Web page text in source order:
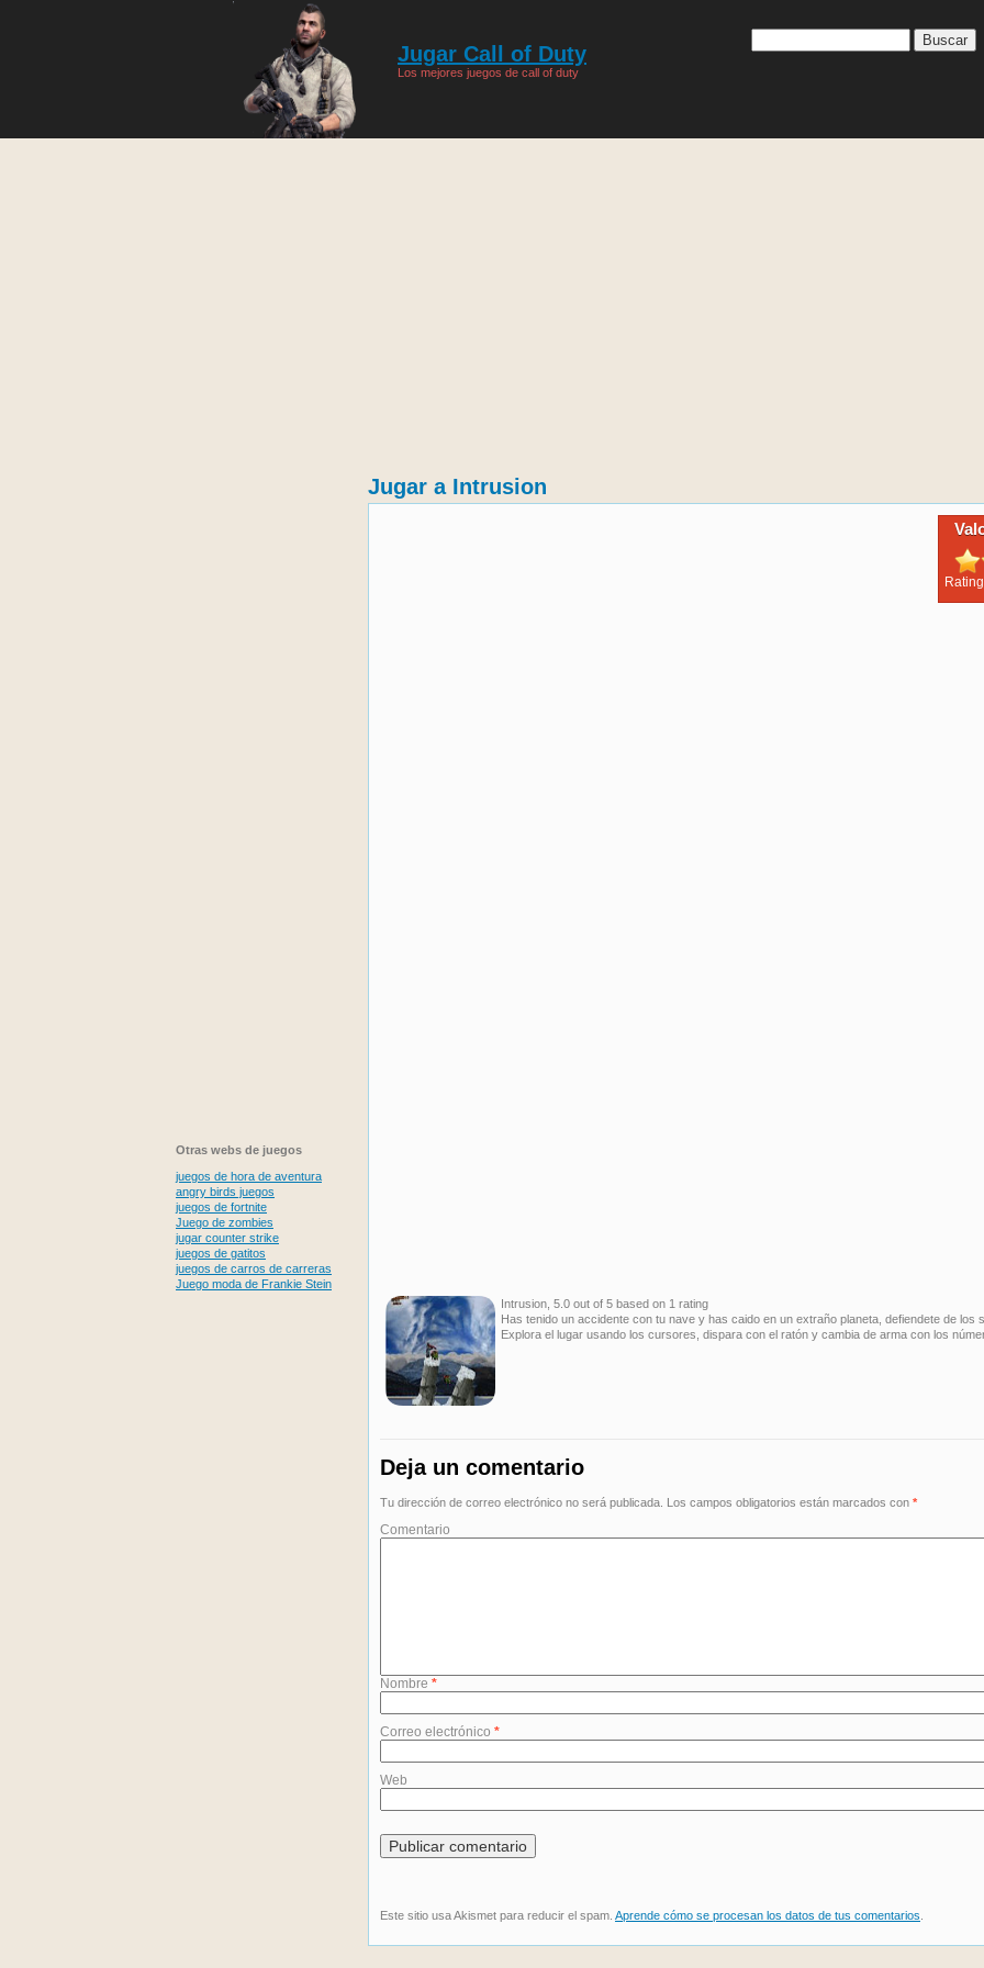
Jugar Call of Duty
Los mejores juegos de call of duty
Otras webs de juegos
juegos de hora de aventura
angry birds juegos
juegos de fortnite
Juego de zombies
jugar counter strike
juegos de gatitos
juegos de carros de carreras
Juego moda de Frankie Stein
Jugar a Intrusion
Intrusion 5.0 out of 5 based on 1 rating
Has tenido un accidente con tu nave y has caido en un extraño planeta, defiendete de los
Explora el lugar usando los cursores, dispara con el ratón y cambia de arma con los
Deja un comentario
Tu dirección de correo electrónico no será publicada. Los campos obligatorios están marcados con *
Comentario
Nombre *
Correo electrónico *
Web
Este sitio usa Akismet para reducir el spam. Aprende cómo se procesan los datos de tus comentarios